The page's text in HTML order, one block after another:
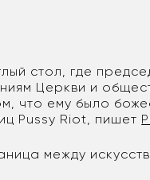
стол, где
Церкви и
что ему было
Pussy Riot, пишет
между